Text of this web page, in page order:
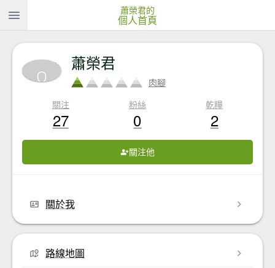
蕭榮君的
個人首頁
蕭榮君
肉腳
關注
27
粉絲
0
乾糧
2
關注他
關於我
路線地圖